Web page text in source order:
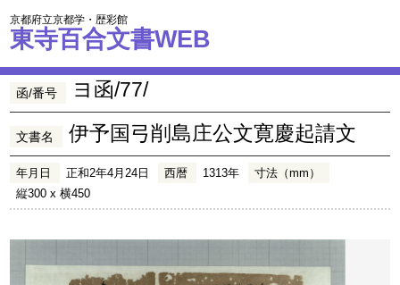
京都府立京都学・歴彩館
東寺百合文書WEB
函/番号 ヨ函/77/
文書名 伊予国弓削島庄公文寛慶起請文
年月日 正和2年4月24日 西暦 1313年
寸法（mm）
縦300 x 横450